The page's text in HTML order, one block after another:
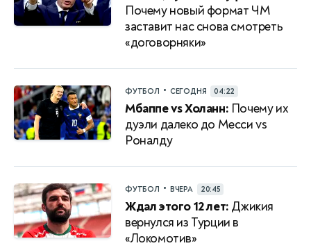
Почему новый формат ЧМ
заставит нас снова смотреть
«договорняки»
ФУТБОЛ • СЕГОДНЯ 04:22
Мбаппе vs Холанн: Почему их
дуэли далеко до Месси vs
Роналду
ФУТБОЛ • ВЧЕРА 20:45
Ждал этого 12 лет: Джикия
вернулся из Турции в
«Локомотив»